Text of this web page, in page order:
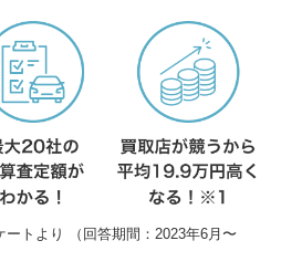
トより （回答期間：2023年6月〜